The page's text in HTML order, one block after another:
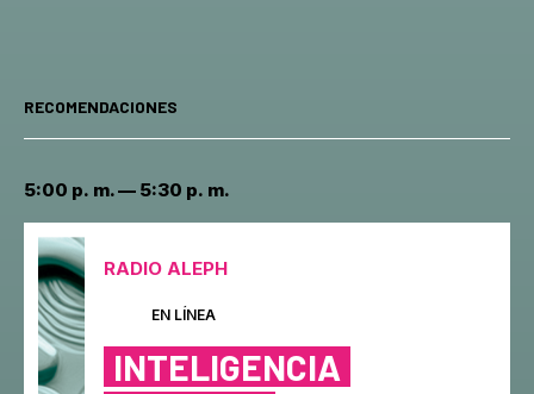
RECOMENDACIONES
5:00 p. m. — 5:30 p. m.
RADIO ALEPH
EN LÍNEA
INTELIGENCIA